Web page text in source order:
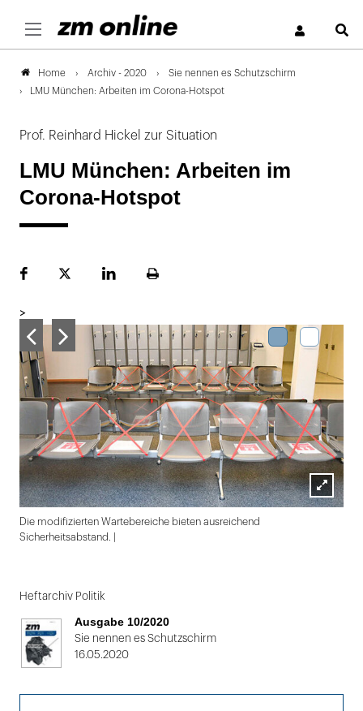
Home Archiv - 2020
Sie nennen es Schutzschirm
LMU München: Arbeiten im Corona-Hotspot
Prof. Reinhard Hickel zur Situation
LMU München: Arbeiten im
Corona-Hotspot
FacebookPlattformLinekdInSeite
>
Lightbox
Die modifizierten Wartebereiche bieten ausreichend
Sicherheitsabstand. |
1
von
2
Heftarchiv Politik
Ausgabe 10/2020
Sie nennen es Schutzschirm
16.05.2020